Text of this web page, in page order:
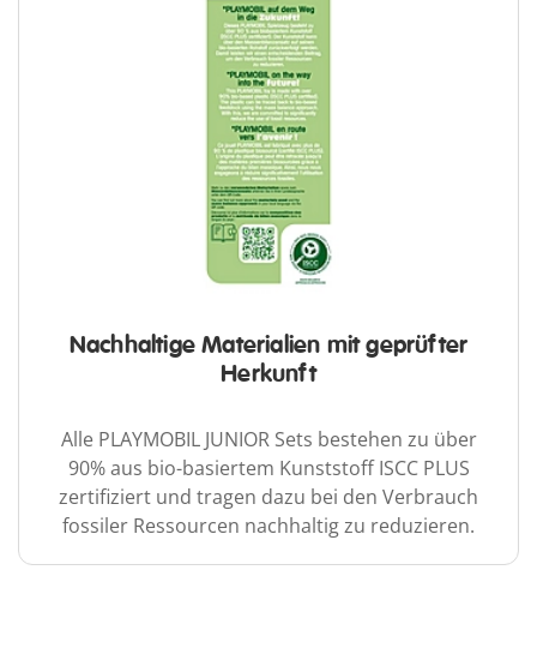
Nachhaltige Materialien mit geprüfter
Herkunft
Alle PLAYMOBIL JUNIOR Sets bestehen zu über
90% aus bio-basiertem Kunststoff ISCC PLUS
zertifiziert und tragen dazu bei den Verbrauch
fossiler Ressourcen nachhaltig zu reduzieren.